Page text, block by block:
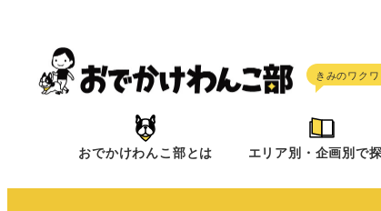
おでかけわんこ部とは エリア別・企画別で